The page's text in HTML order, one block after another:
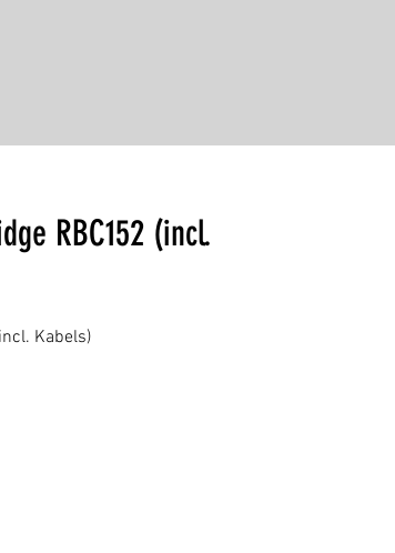
RBC152 (incl.
Kabels)